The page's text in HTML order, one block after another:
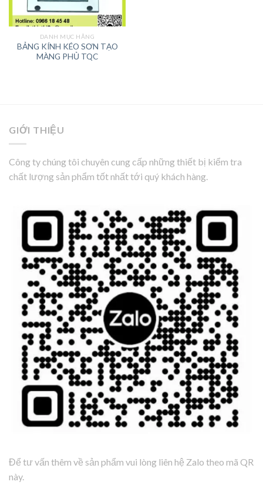
DANH MỤC HÃNG
BẢNG KÍNH KÉO SƠN TẠO
MÀNG PHỦ TQC
GIỚI THIỆU
Công ty chúng tôi chuyên cung cấp những thiết bị kiểm tra
chất lượng sản phẩm tốt nhất tới quý khách hàng.
Để tư vấn thêm về sản phẩm vui lòng liên hệ Zalo theo mã QR
này.